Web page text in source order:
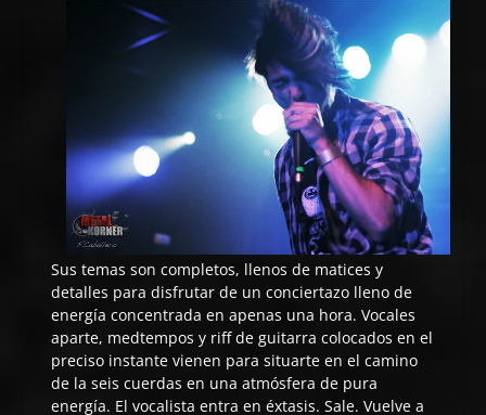
Sus temas son completos, llenos de matices y
detalles para disfrutar de un conciertazo lleno de
energía concentrada en apenas una hora. Vocales
aparte, medtempos y riff de guitarra colocados en el
preciso instante vienen para situarte en el camino
de la seis cuerdas en una atmósfera de pura
energía. El vocalista entra en éxtasis. Sale. Vuelve a